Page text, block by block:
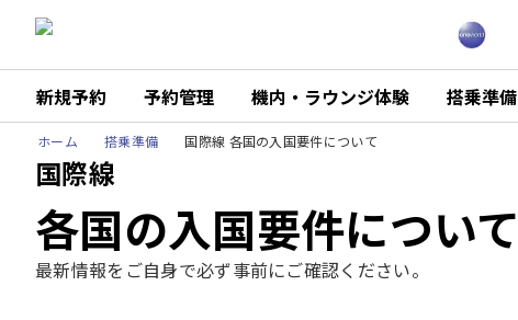
新規予約 予約管理 機内・ラウンジ体験 搭乗準備
ホーム 搭乗準備 国際線 各国の入国要件について
国際線
各国の入国要件について
最新情報をご自身で必ず事前にご確認ください。